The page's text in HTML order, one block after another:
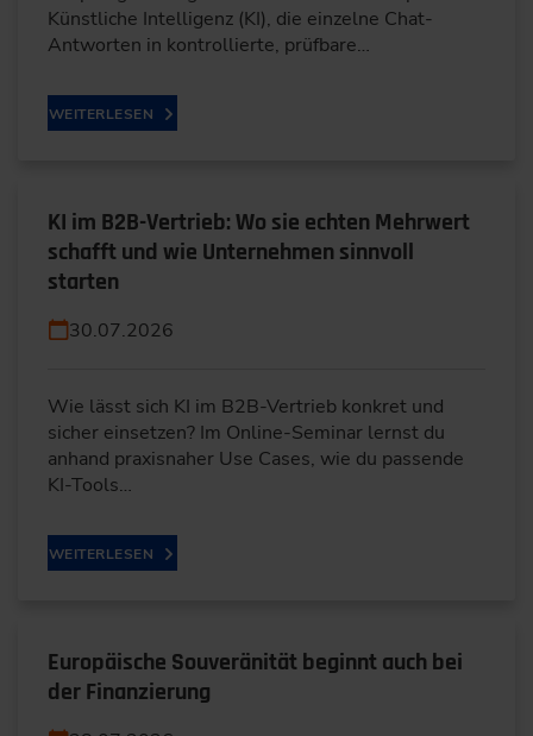
Künstliche Intelligenz (KI), die einzelne Chat-
Antworten in kontrollierte, prüfbare…
WEITERLESEN
KI im B2B-Vertrieb: Wo sie echten Mehrwert
schafft und wie Unternehmen sinnvoll
starten
30.07.2026
Wie lässt sich KI im B2B-Vertrieb konkret und
sicher einsetzen? Im Online-Seminar lernst du
anhand praxisnaher Use Cases, wie du passende
KI-Tools…
WEITERLESEN
Europäische Souveränität beginnt auch bei
der Finanzierung